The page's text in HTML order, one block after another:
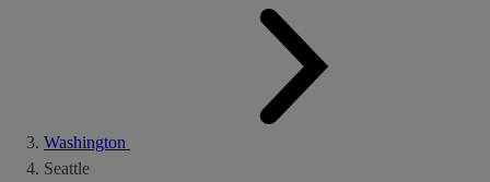
Washington
Seattle